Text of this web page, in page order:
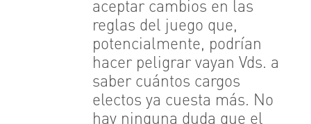
aceptar cambios en las
reglas del juego que,
potencialmente, podrían
hacer peligrar vayan Vds. a
saber cuántos cargos
electos ya cuesta más. No
hay ninguna duda que el